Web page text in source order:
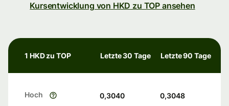
Kursentwicklung von HKD zu TOP ansehen
1 HKD zu TOP Letzte 30 Tage Letzte 90 Tage
Hoch 0,3040 0,3048